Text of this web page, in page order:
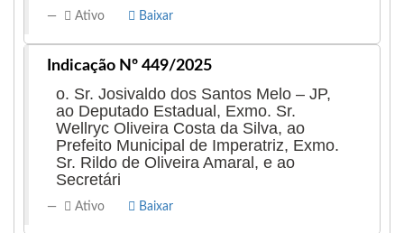
Ativo Baixar
Indicação Nº 449/2025
o. Sr. Josivaldo dos Santos Melo – JP,
ao Deputado Estadual, Exmo. Sr.
Wellryc Oliveira Costa da Silva, ao
Prefeito Municipal de Imperatriz, Exmo.
Sr. Rildo de Oliveira Amaral, e ao
Secretári
Ativo Baixar